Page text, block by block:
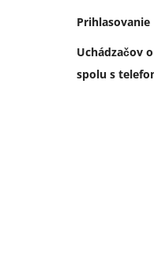
Prihlasovanie
Uchádzačov
spolu s